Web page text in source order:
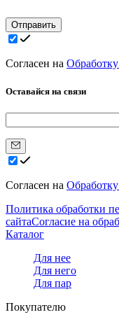
Отправить
Согласен на
Оставайся на связи
Согласен на
Политика обработки
сайтаСогласие на
Каталог
Для нее
Для него
Для пар
Покупателю